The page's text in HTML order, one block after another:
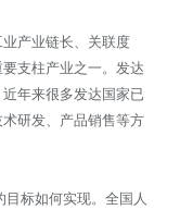
产业链长、关联度
支柱产业之一。发达
年来很多发达国家已
研发、产品销售等方
标如何实现。全国人